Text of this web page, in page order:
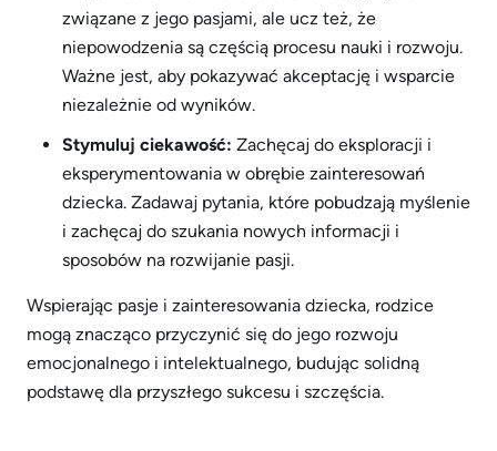
związane z jego pasjami, ale ucz też, że
niepowodzenia są częścią procesu nauki i rozwoju.
Ważne jest, aby pokazywać akceptację i wsparcie
niezależnie od wyników.
Stymuluj ciekawość: Zachęcaj do eksploracji i
eksperymentowania w obrębie zainteresowań
dziecka. Zadawaj pytania, które pobudzają myślenie
i zachęcaj do szukania nowych informacji i
sposobów na rozwijanie pasji.
Wspierając pasje i zainteresowania dziecka, rodzice
mogą znacząco przyczynić się do jego rozwoju
emocjonalnego i intelektualnego, budując solidną
podstawę dla przyszłego sukcesu i szczęścia.